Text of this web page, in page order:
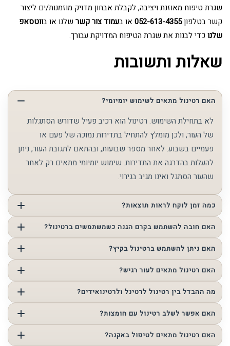
שגרת טיפוח מאוזנת ויציבה, לקבלת אבחון מדויק מוזמנות/ים ליצור
קשר בטלפון052-613-4355 או בעמוד צור קשר שלנו או בווטסאפ
שלנוכדי לבנות את שגרת הטיפוח המדויקת עבורך.
שאלות ותשובות
האם רטינול מתאים לשימוש יומיומי?
לא בתחילת השימוש. רטינול הוא רכיב פעיל שדורש הסתגלות
של העור, ולכן מומלץ להתחיל בתדירות נמוכה של פעם או
פעמיים בשבוע. לאחר מספר שבועות, ובהתאם לתגובת העור, ניתן
להעלות בהדרגה את התדירות. שימוש יומיומי מתאים רק לאחר
שהעור הסתגל ואינו מגיב בגירוי.
כמה זמן לוקח לראות תוצאות?
רטינול אינו נותן תוצאה מיידית, אלא עובד לאורך זמן. שיפור
בזוהר ובמרקם ניתן לראות לאחר מספר שבועות, בעוד ששיפור
בקמטוטים, בפיגמנטציה ובאחידות העור עשוי לקחת מספר
חודשים. התמדה ושימוש נכון הם המפתח לתוצאה.
האם חובה להשתמש בקרם הגנה כשמשתמשים ברטינול?
כן, חובה. רטינול מגביר את רגישות העור לקרינת השמש, ולכן ללא
הגנה מתאימה קיים סיכון לפיגמנטציה ולגירוי. שימוש יומיומי
בקרם הגנה הוא חלק בלתי נפרד מהשגרה.
האם ניתן להשתמש ברטינול בקיץ?
כן, אך חשוב לעשות זאת בזהירות. יש להקפיד על הגנה מהשמש,
להימנע מחשיפה ישירה ולבחון את תגובת העור. במקרים מסוימים
ניתן להפחית תדירות שימוש בעונות החמות.
האם רטינול מתאים לעור רגיש?
כן, אך בגישה עדינה ומבוקרת. מומלץ להתחיל בריכוז נמוך,
להשתמש בתדירות נמוכה ולשלב מוצרים מרגיעים. לעיתים יש
צורך בהכנה מוקדמת של העור לפני הכנסת רטינול לשגרה.
מה ההבדל בין רטינול לרטינל ולרטינואידים?
רטינול הוא נגזרת עדינה יחסית של ויטמין A שמתאימה לשימוש
שוטף. רטינל הוא שלב מתקדם יותר בשרשרת ההמרה ולכן פועל
מהר יותר. רטינואידים הם נגזרות חזקות יותר, לרוב בשימוש רפואי
האם אפשר לשלב רטינול עם חומצות?
השילוב אפשרי, אך דורש התאמה מדויקת. שימוש לא נכון עלול
האם רטינול מתאים לטיפול באקנה?